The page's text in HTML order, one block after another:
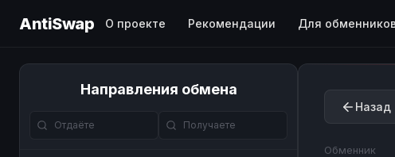
AntiSwap О проекте Рекомендации Для
Направления обмена
Назад
Обменник